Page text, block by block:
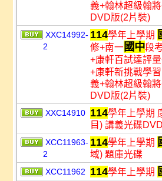
義+翰林超級翰
DVD版(2片裝)
XXC14992-
2
114學年上學期
修+南一國中段
+康軒百試達評
+康軒新挑戰學
義+翰林超級翰
DVD版(2片裝)
XXC14910 114學年上學期
目) 講義光碟
XCC11963-
2
114學年上學期
域) 題庫光碟
XCC11962 114學年上學期